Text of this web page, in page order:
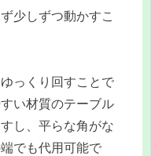
少しずつ動かすこ
っくり回すことで
い材質のテーブル
し、平らな角がな
でも代用可能で